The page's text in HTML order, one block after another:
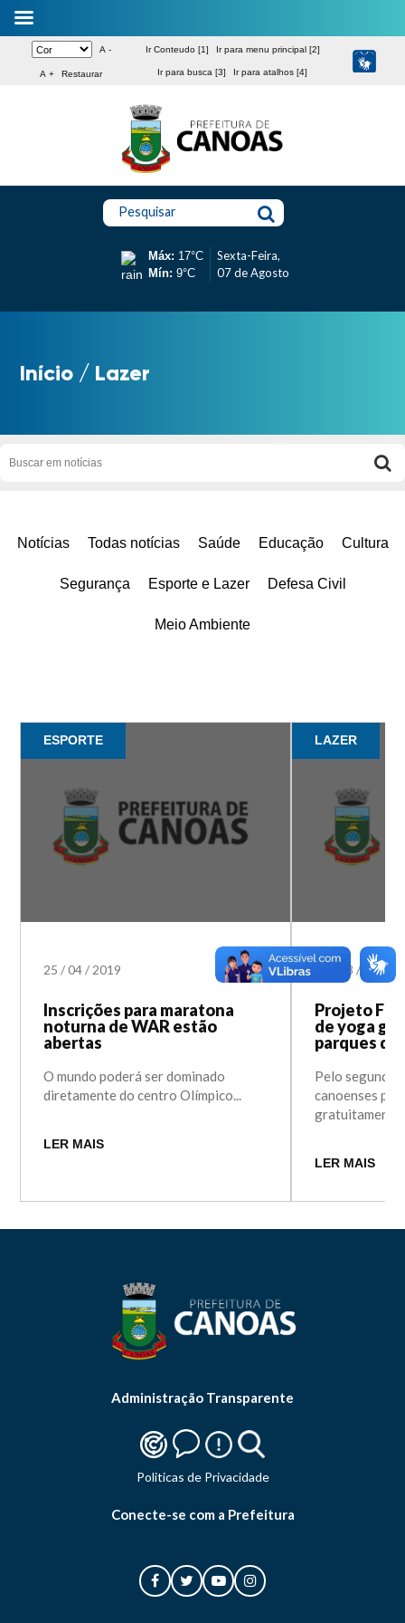
A -
A + Restaurar
Ir Conteudo [1] Ir para menu principal [2]
Ir para busca [3] Ir para atalhos [4]
Pesquisar
Máx: 17°C
Mín: 9°C
Sexta-Feira,
07 de Agosto
Início / Lazer
Notícias Todas notícias Saúde Educação Cultura
Segurança Esporte e Lazer Defesa Civil
Meio Ambiente
ESPORTE
25 /04 /2019
Inscrições para maratona
noturna de WAR estão
abertas
O mundo poderá ser dominado
diretamente do centro Olímpico...
LER MAIS
LAZER
03 / 2019
Projeto
de yoga
parques de
Pelo segundo
canoenses
LER MAIS
Administração Transparente
Politicas de Privacidade
Conecte-se com a Prefeitura